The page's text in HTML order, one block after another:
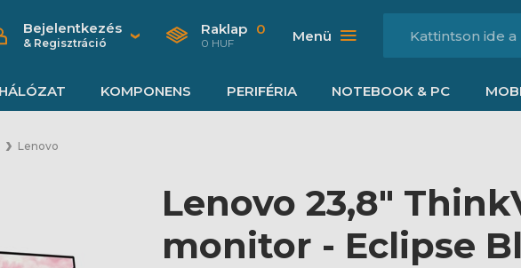
Bejelentkezés
& Regisztráció
Raklap 0
0 HUF Menü
HÁLÓZAT KOMPONENS PERIFÉRIA NOTEBOOK & PC
Lenovo
Lenovo 23,8"
monitor - Eclipse